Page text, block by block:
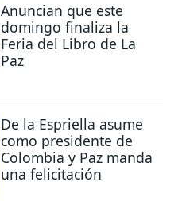
Anuncian que este
domingo finaliza la
Feria del Libro de La
Paz
De la Espriella asume
como presidente de
Colombia y Paz manda
una felicitación